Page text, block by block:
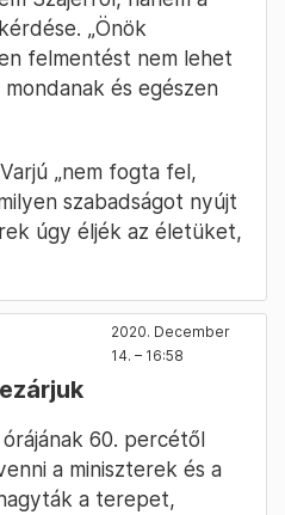
„Önök
felmentést nem lehet
és egészen
„nem fogta fel,
szabadságot nyújt
úgy éljék az életüket,
2020. December
14. – 16:58
60. percétől
a miniszterek és a
a terepet,